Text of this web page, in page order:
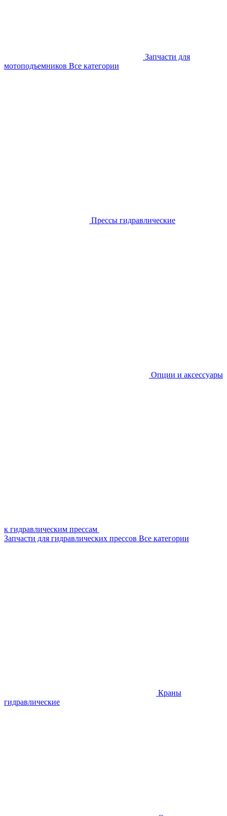
Запчасти для
мотоподъемников Все категории
Прессы гидравлические
Опции и аксессуары
к гидравлическим прессам
Запчасти для гидравлических прессов Все категории
Краны
гидравлические